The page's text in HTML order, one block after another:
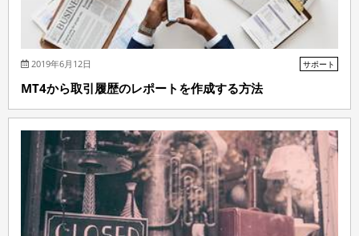
2019年6月12日 サポート
MT4から取引履歴のレポートを作成する方法